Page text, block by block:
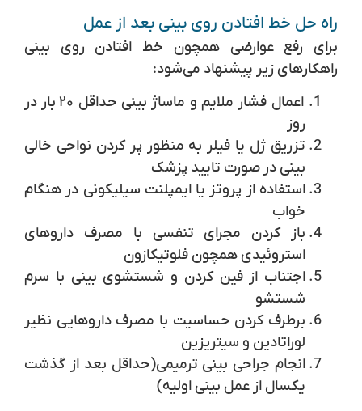
راه حل خط افتادن روی بینی بعد از عمل
برای رفع عوارضی همچون خط افتادن روی بینی
راهکارهای زیر پیشنهاد می‌شود:
اعمال فشار ملایم و ماساژ بینی حداقل ۲۰ بار در
روز
تزریق ژل یا فیلر به منظور پر کردن نواحی خالی
بینی در صورت تایید پزشک
استفاده از پروتز یا ایمپلنت سیلیکونی در هنگام
خواب
باز کردن مجرای تنفسی با مصرف داروهای
استروئیدی همچون فلوتیکازون
اجتناب از فین کردن و شستشوی بینی با سرم
شستشو
برطرف کردن حساسیت با مصرف داروهایی نظیر
لوراتادین و سیتریزین
انجام جراحی بینی ترمیمی(حداقل بعد از گذشت
یکسال از عمل بینی اولیه)